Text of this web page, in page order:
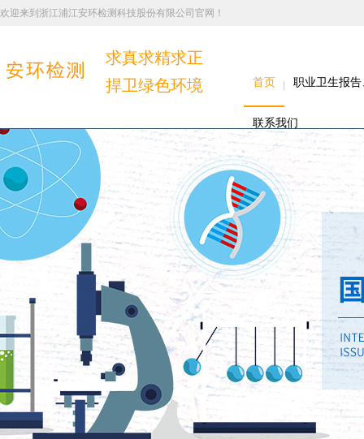
欢迎来到浙江浦江安环检测科技股份有限公司官网！
求真求精求正
捍卫绿色环境
首页 职业卫生报
联系我们